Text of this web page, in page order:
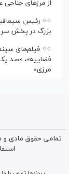
از مرزهای جناحی
رئیس
بزرگ در پخش
فیلم‌های
فضاییه»، «صد
مرزی»
تمامی حقوق مادی و